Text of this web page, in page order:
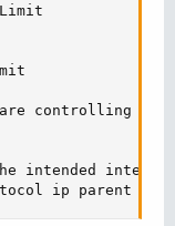
Limit
are controlling
intended
ip parent